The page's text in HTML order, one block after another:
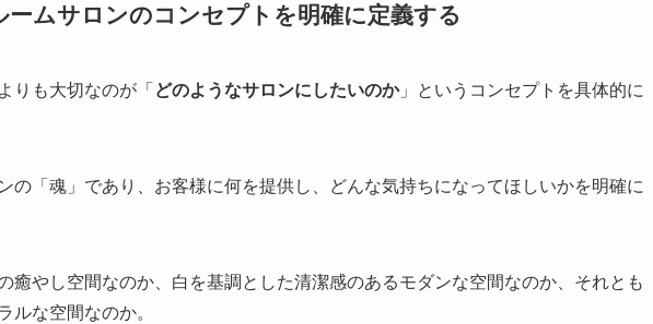
ムサロンのコンセプトを明確に定義する
りも大切なのが「 どのようなサロンにしたいのか」というコンセプトを具体的に
の「魂」であり、お客様に何を提供し、どんな気持ちになってほしいかを明確に
癒やし空間なのか、白を基調とした清潔感のあるモダンな空間なのか、それとも
ルな空間なのか。